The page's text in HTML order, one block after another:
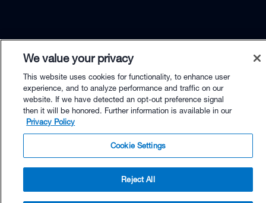
$29.95 - Buy Now
We value your privacy
This website uses cookies for functionality, to enhance user
experience, and to analyze performance and traffic on our
website. If we have detected an opt-out preference signal
then it will be honored. Further information is available in our
Privacy Policy
Cookie Settings
Reject All